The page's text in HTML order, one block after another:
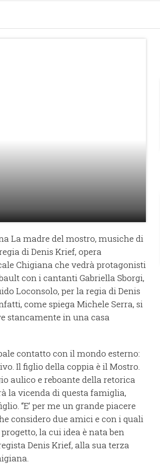
La madre del mostro, musiche di
di Denis Krief, opera
Chigiana che vedrà protagonisti
con i cantanti Gabriella Sborgi,
Loconsolo, per la regia di Denis
come spiega Michele Serra, si
stancamente in una casa
contatto con il mondo esterno:
Il figlio della coppia è il Mostro.
aulico e reboante della retorica
la vicenda di questa famiglia,
“E’ per me un grande piacere
considero due amici e con i quali
la cui idea è nata ben
Denis Krief, alla sua terza